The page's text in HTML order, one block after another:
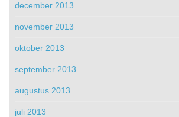
december 2013
november 2013
oktober 2013
september 2013
augustus 2013
juli 2013